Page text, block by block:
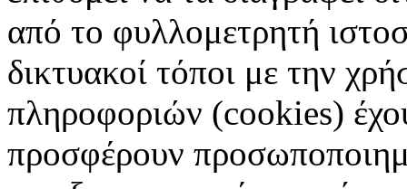
από το φυλλομετρητή
δικτυακοί τόποι με την
πληροφοριών (cookies)
προσφέρουν